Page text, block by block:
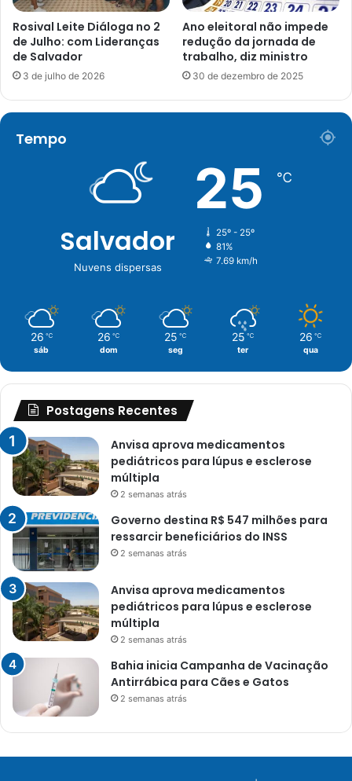
Rosival Leite Diáloga no 2
de Julho: com Lideranças
de Salvador
3 de julho de 2026
Ano eleitoral não impede
redução da jornada de
trabalho, diz ministro
30 de dezembro de 2025
Tempo
Salvador
Nuvens dispersas
25 ℃
25º - 25º
81%
7.69 km/h
26 ℃
sáb
26 ℃
dom
25 ℃
seg
25 ℃
ter
26 ℃
qua
Postagens Recentes
Anvisa aprova medicamentos
pediátricos para lúpus e esclerose
múltipla
2 semanas atrás
Governo destina R$ 547 milhões para
ressarcir beneficiários do INSS
2 semanas atrás
Anvisa aprova medicamentos
pediátricos para lúpus e esclerose
múltipla
2 semanas atrás
Bahia inicia Campanha de Vacinação
Antirrábica para Cães e Gatos
2 semanas atrás